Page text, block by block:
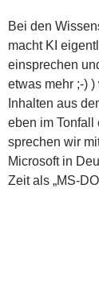
Bei den
macht KI
einsprechen
etwas mehr ;-)
Inhalten aus
eben im
sprechen wir
Microsoft in
Zeit als „MS-